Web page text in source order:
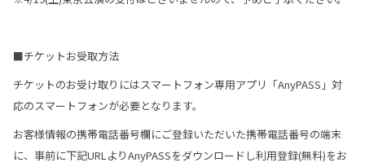
■チケットお受取方法
チケットのお受け取りにはスマートフォン専用アプリ「AnyPASS」対
応のスマートフォンが必要となります。
お客様情報の携帯電話番号欄にご登録いただいた携帯電話番号の端末
に、事前に下記URLよりAnyPASSをダウンロードし利用登録(無料)をお